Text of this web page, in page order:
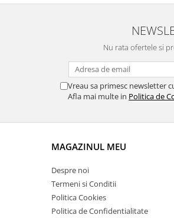
Nu rata ofertele si
Vreau sa primesc newsletter
Afla mai multe in Politica de
MAGAZINUL MEU
Despre noi
Termeni si Conditii
Politica Cookies
Politica de Confidentialitate